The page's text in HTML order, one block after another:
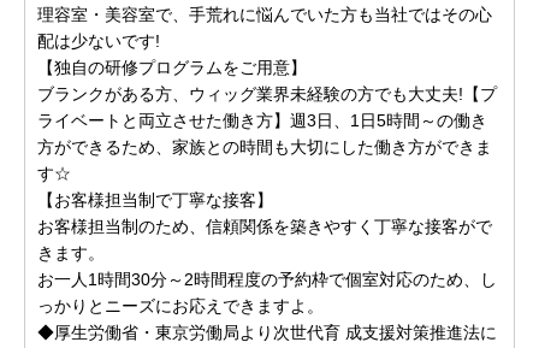
理容室・美容室で、手荒れに悩んでいた方も当社ではその心
配は少ないです!
【独自の研修プログラムをご用意】
ブランクがある方、ウィッグ業界未経験の方でも大丈夫!【プ
ライベートと両立させた働き方】週3日、1日5時間～の働き
方ができるため、家族との時間も大切にした働き方ができま
す☆
【お客様担当制で丁寧な接客】
お客様担当制のため、信頼関係を築きやすく丁寧な接客がで
きます。
お一人1時間30分～2時間程度の予約枠で個室対応のため、し
っかりとニーズにお応えできますよ。
◆厚生労働省・東京労働局より次世代育 成支援対策推進法に